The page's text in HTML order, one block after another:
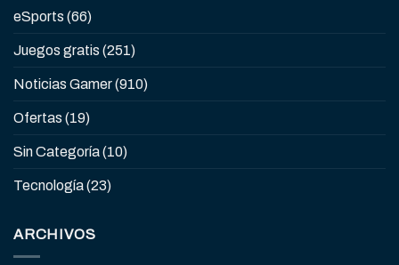
eSports (66)
Juegos gratis (251)
Noticias Gamer(910)
Ofertas (19)
Sin Categoría(10)
Tecnología(23)
ARCHIVOS